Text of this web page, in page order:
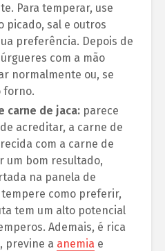
Para temperar, use
picado, sal e outros
preferência. Depois de
com a mão
normalmente ou, se
forno.
carne de jaca: parece
acreditar, a carne de
com a carne de
um bom resultado,
na panela de
como preferir,
tem um alto potencial
Ademais, é rica
previne a anemia e